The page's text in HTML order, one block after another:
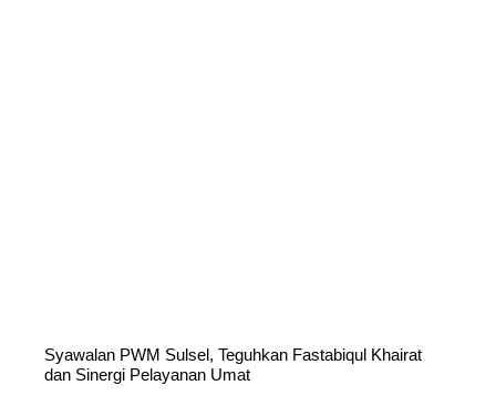
Syawalan PWM Sulsel, Teguhkan Fastabiqul Khairat
dan Sinergi Pelayanan Umat